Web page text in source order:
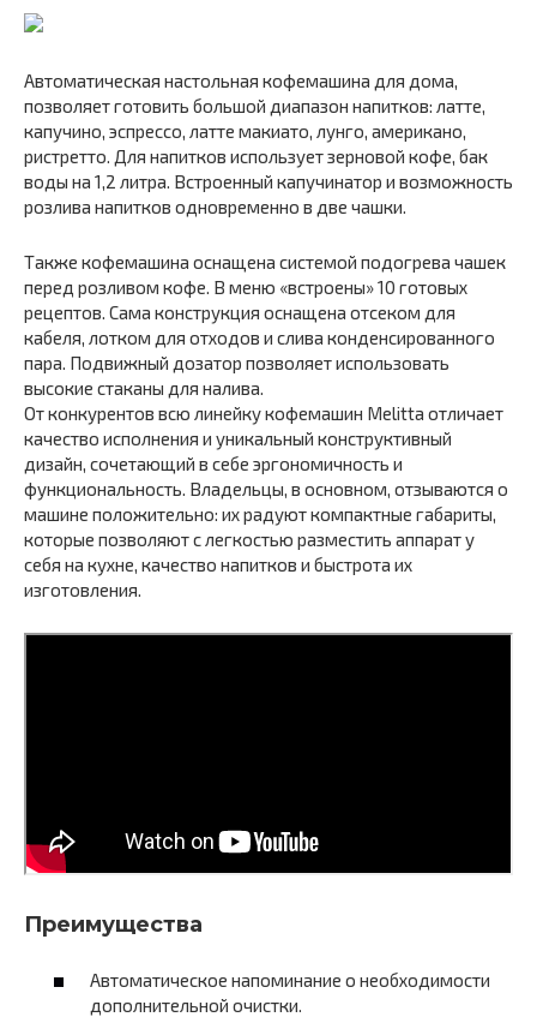
Автоматическая настольная кофемашина для дома,
позволяет готовить большой диапазон напитков: латте,
капучино, эспрессо, латте макиато, лунго, американо,
ристретто. Для напитков использует зерновой кофе, бак
воды на 1,2 литра. Встроенный капучинатор и возможность
розлива напитков одновременно в две чашки.
Также кофемашина оснащена системой подогрева чашек
перед розливом кофе. В меню «встроены» 10 готовых
рецептов. Сама конструкция оснащена отсеком для
кабеля, лотком для отходов и слива конденсированного
пара. Подвижный дозатор позволяет использовать
высокие стаканы для налива.
От конкурентов всю линейку кофемашин Melitta отличает
качество исполнения и уникальный конструктивный
дизайн, сочетающий в себе эргономичность и
функциональность. Владельцы, в основном, отзываются о
машине положительно: их радуют компактные габариты,
которые позволяют с легкостью разместить аппарат у
себя на кухне, качество напитков и быстрота их
изготовления.
Преимущества
Автоматическое напоминание о необходимости
дополнительной очистки.